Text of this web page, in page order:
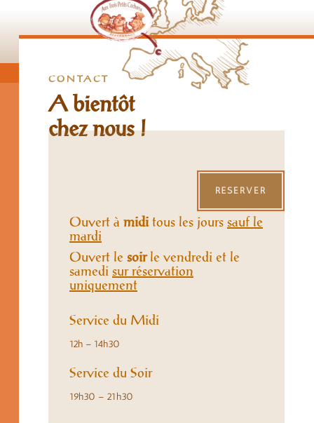
CONTACT
A bientôt
chez nous !
RÉSERVER
Ouvert à miditous les jours sauf le
mardi
Ouvert le soirle vendredi et le
samedi sur réservation
uniquement
Service du Midi
12h – 14h30
Service du Soir
19h30 – 21h30